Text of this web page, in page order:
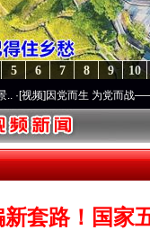
10
9
8
7
6
5
而生 为党而战——百年“纪”事
新套路！国